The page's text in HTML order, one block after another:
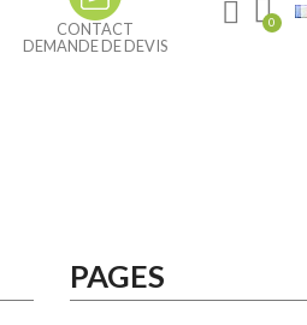
CONTACT
DEMANDE DE DEVIS
PAGES